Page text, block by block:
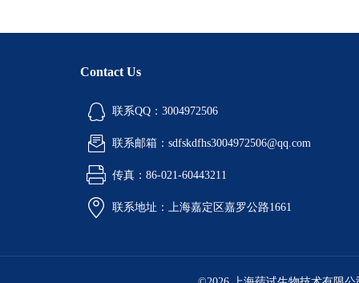
Contact Us
联系QQ：3004972506
联系邮箱：sdfskdfhs3004972506@qq.com
传真：86-021-60443211
联系地址：上海嘉定区嘉罗公路1661